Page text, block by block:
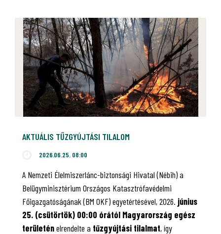
AKTUÁLIS TŰZGYÚJTÁSI TILALOM
2026.06.25. 08:00
A Nemzeti Élelmiszerlánc-biztonsági Hivatal (Nébih) a
Belügyminisztérium Országos Katasztrófavédelmi
Főigazgatóságának (BM OKF) egyetértésével, 2026. június
25. (csütörtök) 00:00 órától Magyarország egész
területénelrendelte a tűzgyújtási tilalmat, így